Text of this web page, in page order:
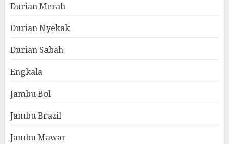
Durian Merah
Durian Nyekak
Durian Sabah
Engkala
Jambu Bol
Jambu Brazil
Jambu Mawar